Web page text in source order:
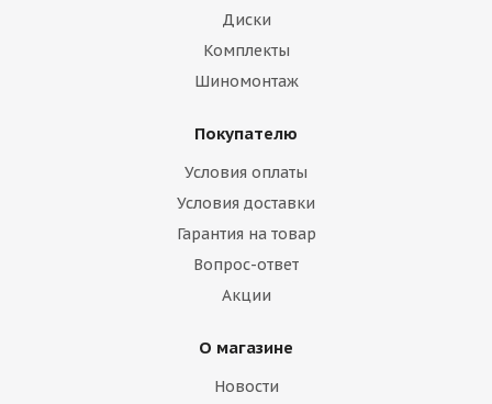
HMD XF204 8,5j-19 5*108 ET35 d73,1 GB
Диски
Комплекты
Шиномонтаж
Покупателю
Условия оплаты
Условия доставки
Гарантия на товар
Вопрос-ответ
Акции
О магазине
Новости